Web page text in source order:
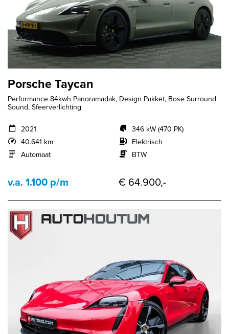
Porsche Taycan
Performance 84kwh Panoramadak, Design Pakket, Bose Surround
Sound, Sfeerverlichting
2021
40.641 km
Automaat
346 kW (470 PK)
Elektrisch
BTW
v.a. 1.100 p/m € 64.900,-